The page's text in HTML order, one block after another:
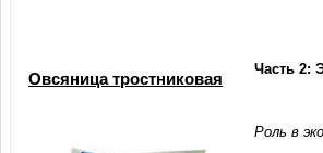
Овсяница тростниковая
Часть 2:
Роль в